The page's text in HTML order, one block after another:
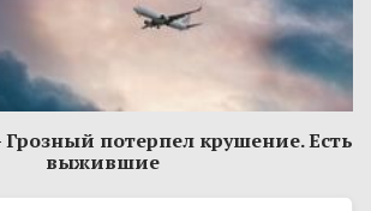
Грозный потерпел крушение. Есть
выжившие